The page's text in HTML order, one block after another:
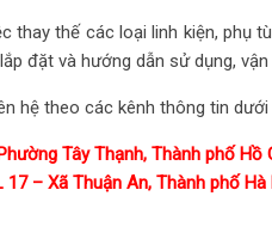
thế các loại linh kiện, phụ
đặt và hướng dẫn sử dụng,
hệ theo các kênh thông tin dưới
Tây Thạnh, Thành phố
– Xã Thuận An, Thành phố